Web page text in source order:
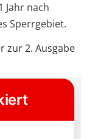
Jahr nach
Sperrgebiet.
zur 2. Ausgabe